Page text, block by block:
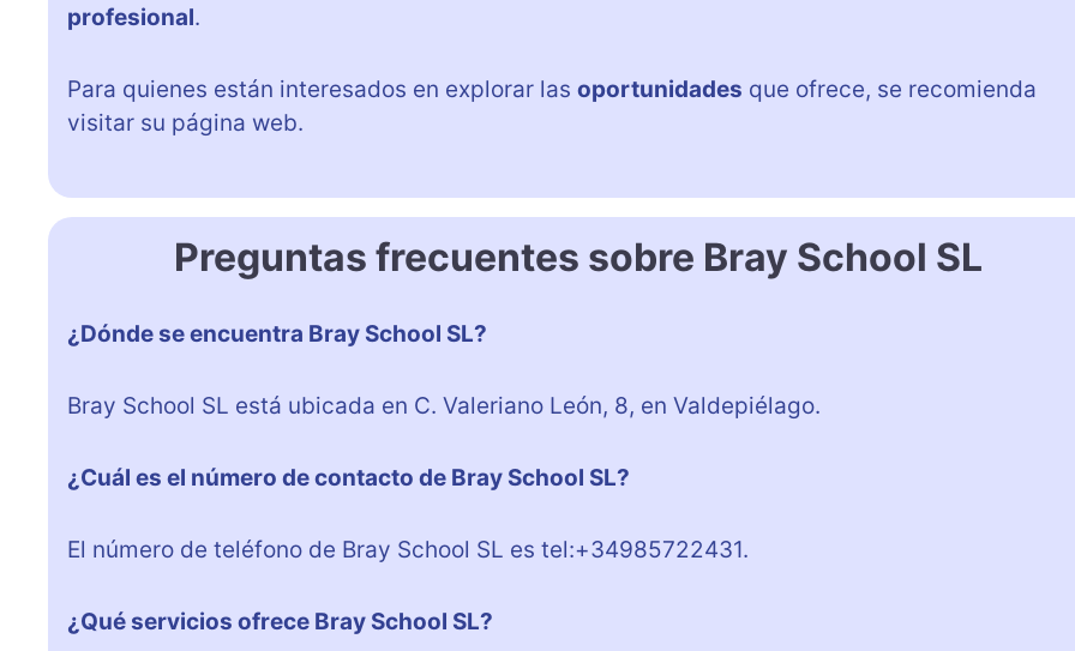
profesional.
Para quienes están interesados en explorar las oportunidades que ofrece, se recomienda
visitar su página web.
Preguntas frecuentes sobre Bray School SL
¿Dónde se encuentra Bray School SL?
Bray School SL está ubicada en C. Valeriano León, 8, en Valdepiélago.
¿Cuál es el número de contacto de Bray School SL?
El número de teléfono de Bray School SL es tel:+34985722431.
¿Qué servicios ofrece Bray School SL?